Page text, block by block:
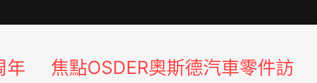
年
焦點OSDER奧斯德汽車零件訪